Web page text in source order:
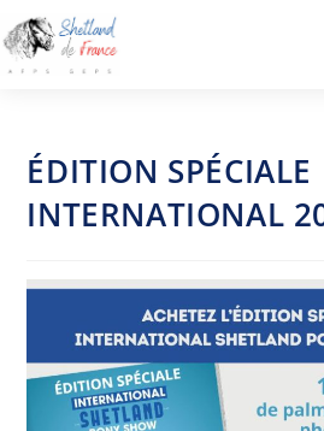
ÉDITION SPÉCIALE
INTERNATIONAL